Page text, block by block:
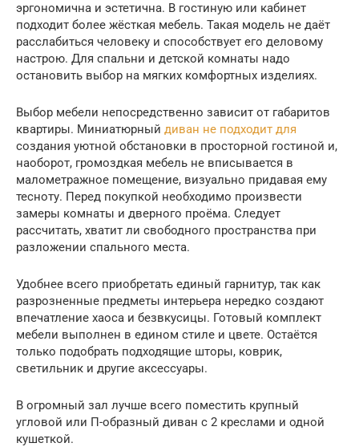
эргономична и эстетична. В гостиную или кабинет
подходит более жёсткая мебель. Такая модель не даёт
расслабиться человеку и способствует его деловому
настрою. Для спальни и детской комнаты надо
остановить выбор на мягких комфортных изделиях.
Выбор мебели непосредственно зависит от габаритов
квартиры. Миниатюрный диван не подходит для
создания уютной обстановки в просторной гостиной и,
наоборот, громоздкая мебель не вписывается в
малометражное помещение, визуально придавая ему
тесноту. Перед покупкой необходимо произвести
замеры комнаты и дверного проёма. Следует
рассчитать, хватит ли свободного пространства при
разложении спального места.
Удобнее всего приобретать единый гарнитур, так как
разрозненные предметы интерьера нередко создают
впечатление хаоса и безвкусицы. Готовый комплект
мебели выполнен в едином стиле и цвете. Остаётся
только подобрать подходящие шторы, коврик,
светильник и другие аксессуары.
В огромный зал лучше всего поместить крупный
угловой или П-образный диван с 2 креслами и одной
кушеткой.